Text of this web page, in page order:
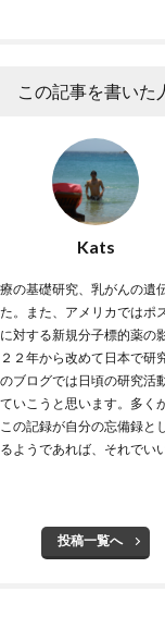
この記事を書いた
Kats
の基礎研究、乳がんの遺
。また、アメリカではポ
対する新規分子標的薬の
２年から改めて日本で研
ブログでは日頃の研究活
いこうと思います。多く
の記録が自分の忘備録と
ようであれば、それでい
投稿一覧へ